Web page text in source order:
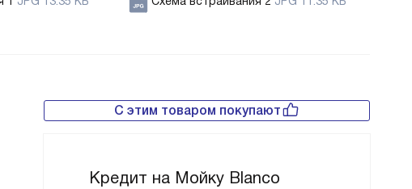
С этим товаром покупают
Кредит на Мойку Blanco